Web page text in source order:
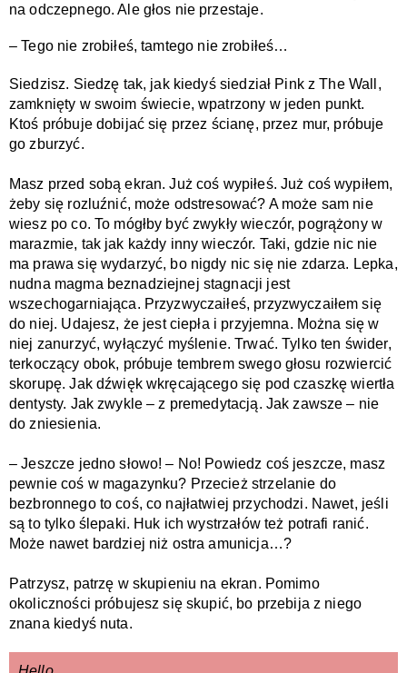
na odczepnego. Ale głos nie przestaje.
– Tego nie zrobiłeś, tamtego nie zrobiłeś…
Siedzisz. Siedzę tak, jak kiedyś siedział Pink z The Wall,
zamknięty w swoim świecie, wpatrzony w jeden punkt.
Ktoś próbuje dobijać się przez ścianę, przez mur, próbuje
go zburzyć.
Masz przed sobą ekran. Już coś wypiłeś. Już coś wypiłem,
żeby się rozluźnić, może odstresować? A może sam nie
wiesz po co. To mógłby być zwykły wieczór, pogrążony w
marazmie, tak jak każdy inny wieczór. Taki, gdzie nic nie
ma prawa się wydarzyć, bo nigdy nic się nie zdarza. Lepka,
nudna magma beznadziejnej stagnacji jest
wszechogarniająca. Przyzwyczaiłeś, przyzwyczaiłem się
do niej. Udajesz, że jest ciepła i przyjemna. Można się w
niej zanurzyć, wyłączyć myślenie. Trwać. Tylko ten świder,
terkoczący obok, próbuje tembrem swego głosu rozwiercić
skorupę. Jak dźwięk wkręcającego się pod czaszkę wiertła
dentysty. Jak zwykle – z premedytacją. Jak zawsze – nie
do zniesienia.
– Jeszcze jedno słowo! – No! Powiedz coś jeszcze, masz
pewnie coś w magazynku? Przecież strzelanie do
bezbronnego to coś, co najłatwiej przychodzi. Nawet, jeśli
są to tylko ślepaki. Huk ich wystrzałów też potrafi ranić.
Może nawet bardziej niż ostra amunicja…?
Patrzysz, patrzę w skupieniu na ekran. Pomimo
okoliczności próbujesz się skupić, bo przebija z niego
znana kiedyś nuta.